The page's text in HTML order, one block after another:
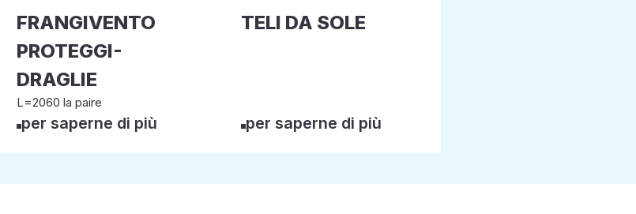
FRANGIVENTO
PROTEGGI-
DRAGLIE
L=2060 la paire
per saperne di più
TELI DA SOLE
per saperne di più